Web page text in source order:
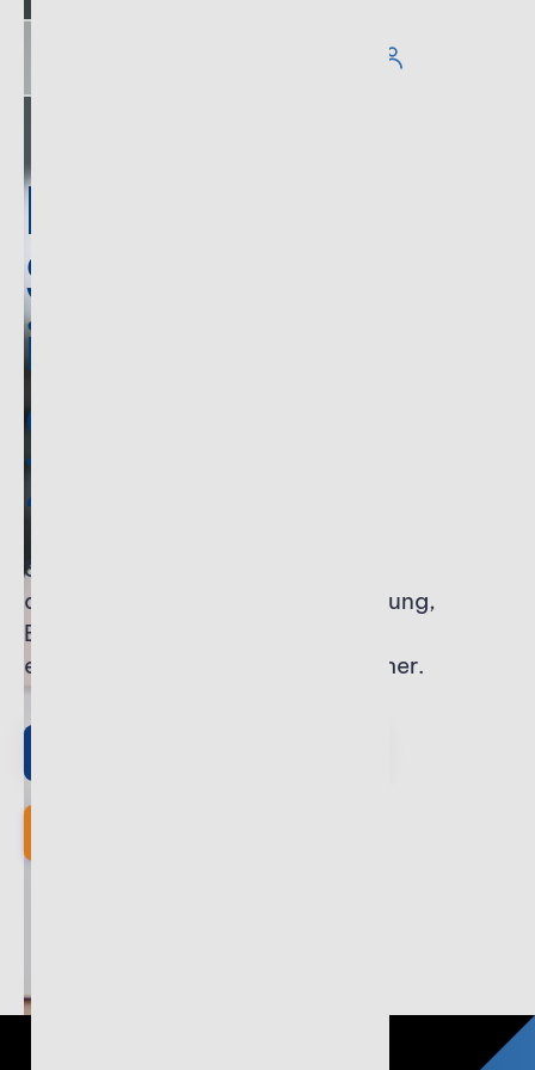
Mit
Stotax
in die
digitale
Zukunft
Stotax bietet maß­geschneiderte,
digitale Lösungen für Steuer­beratung,
Buch­haltung und Betriebe -
einfach, effizient und zukunftssicher.